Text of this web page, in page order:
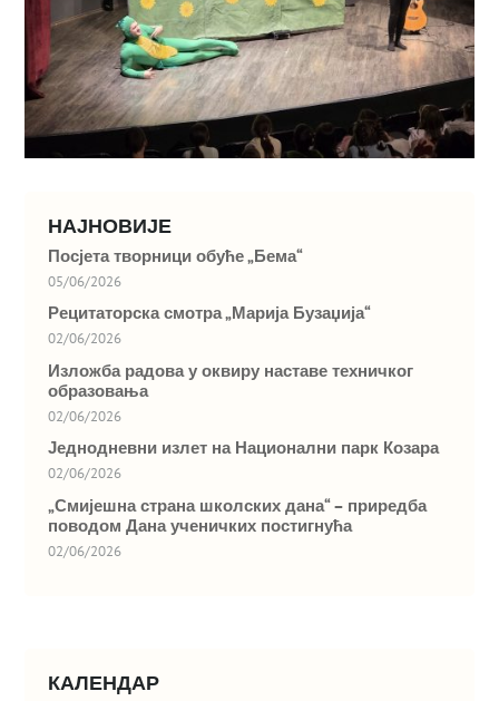
НАЈНОВИЈЕ
Посјета творници обуће „Бема“
05/06/2026
Рецитаторска смотра „Марија Бузаџија“
02/06/2026
Изложба радова у оквиру наставе техничког
образовања
02/06/2026
Једнодневни излет на Национални парк Козара
02/06/2026
„Смијешна страна школских дана“ – приредба
поводом Дана ученичких постигнућа
02/06/2026
КАЛЕНДАР